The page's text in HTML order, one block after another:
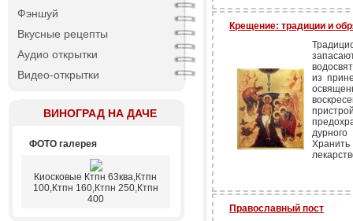
Фэншуй
Вкусные рецепты
Аудио открытки
Видео-открытки
ВИНОГРАД НА ДАЧЕ
ФОТО галерея
Киосковые Ктпн 63ква,Ктпн
100,Ктпн 160,Ктпн 250,Ктпн
400
Крещение: традиции и
из
Православный пост